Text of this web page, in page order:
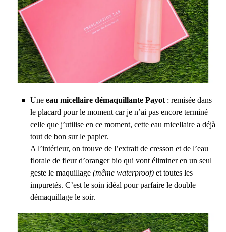
Une eau micellaire démaquillante Payot : remisée dans
le placard pour le moment car je n’ai pas encore terminé
celle que j’utilise en ce moment, cette eau micellaire a déjà
tout de bon sur le papier.
A l’intérieur, on trouve de l’extrait de cresson et de l’eau
florale de fleur d’oranger bio qui vont éliminer en un seul
geste le maquillage (même waterproof) et toutes les
impuretés. C’est le soin idéal pour parfaire le double
démaquillage le soir.